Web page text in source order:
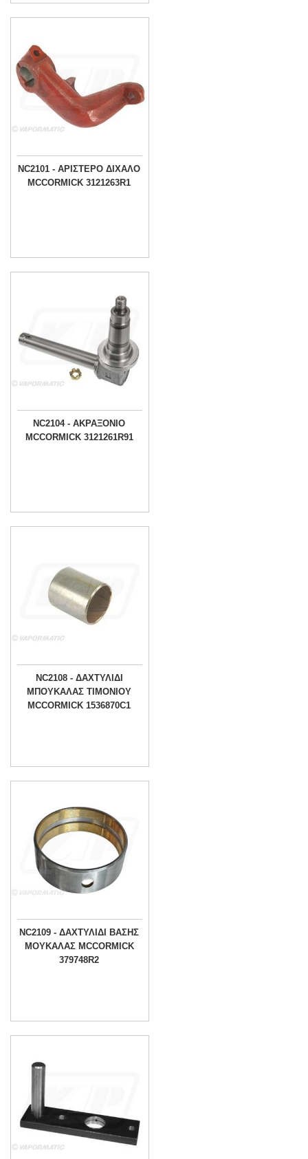
NC2101 - ΑΡΙΣΤΕΡΟ ΔΙΧΑΛΟ
MCCORMICK 3121263R1
NC2104 - ΑΚΡΑΞΟΝΙΟ
MCCORMICK 3121261R91
NC2108 - ΔΑΧΤΥΛΙΔΙ
ΜΠΟΥΚΑΛΑΣ ΤΙΜΟΝΙΟΥ
MCCORMICK 1536870C1
NC2109 - ΔΑΧΤΥΛΙΔΙ ΒΑΣΗΣ
ΜΟΥΚΑΛΑΣ MCCORMICK
379748R2